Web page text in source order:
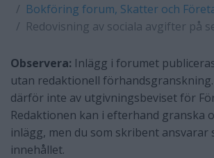
Bokföring forum, Skatter och
Redovisning av sociala avgifter på
Observera: Inlägg i forumet
utan redaktionell
därför inte av utgivningsbeviset för
Redaktionen kan i efterhand granska
inlägg, men du som skribent ansvarar
innehållet.